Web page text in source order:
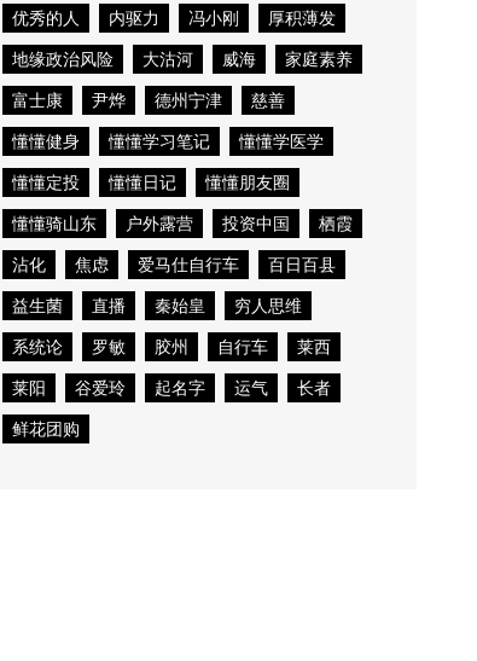
优秀的人
内驱力 冯小刚
厚积薄发
地缘政治风险
大沽河 威海
家庭素养
富士康
尹烨 德州宁津
慈善
懂懂健身
懂懂学习笔记
懂懂学医学
懂懂定投
懂懂日记
懂懂朋友圈
懂懂骑山东
户外露营 投资中国
栖霞
沾化
焦虑 爱马仕自行车
百日百县
益生菌
直播 秦始皇
穷人思维
系统论
罗敏 胶州 自行车
莱西
莱阳
谷爱玲 起名字 运气
长者
鲜花团购